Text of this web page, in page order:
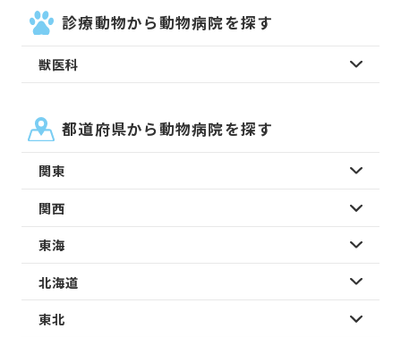
診療動物から動物病院を探す
獣医科
都道府県から動物病院を探す
関東
関西
東海
北海道
東北